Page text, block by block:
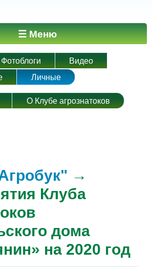
☰ Меню
Фотоблоги
Видео
Личные
О Клубе агрознатоков
→
Клуба
дома
на 2020 год